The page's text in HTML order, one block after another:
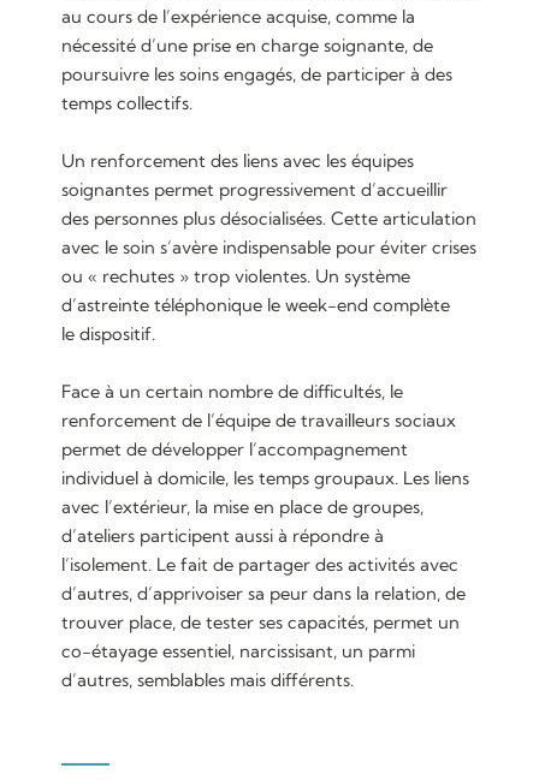
au cours de l’expérience acquise, comme la
nécessité d’une prise en charge soignante, de
poursuivre les soins engagés, de participer à des
temps collectifs.
Un renforcement des liens avec les équipes
soignantes permet progressivement d’accueillir
des personnes plus désocialisées. Cette articulation
avec le soin s’avère indispensable pour éviter crises
ou « rechutes » trop violentes. Un système
d’astreinte téléphonique le week-end complète
le dispositif.
Face à un certain nombre de difficultés, le
renforcement de l’équipe de travailleurs sociaux
permet de développer l’accompagnement
individuel à domicile, les temps groupaux. Les liens
avec l’extérieur, la mise en place de groupes,
d’ateliers participent aussi à répondre à
l’isolement. Le fait de partager des activités avec
d’autres, d’apprivoiser sa peur dans la relation, de
trouver place, de tester ses capacités, permet un
co-étayage essentiel, narcissisant, un parmi
d’autres, semblables mais différents.